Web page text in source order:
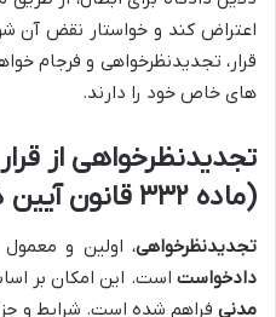
اعتراض کند و خواستار نقض آن
قرار، تجدیدنظرخواهی و فرجام
های خاص خود را دارند.
تجدیدنظرخواهی از
(ماده ۳۳۲ قانون آیین دادرسی مدنی)
تجدیدنظرخواهی، اولین و
دادخواستاست. این امکان بر
مدنی فراهم شده است. شرایط و